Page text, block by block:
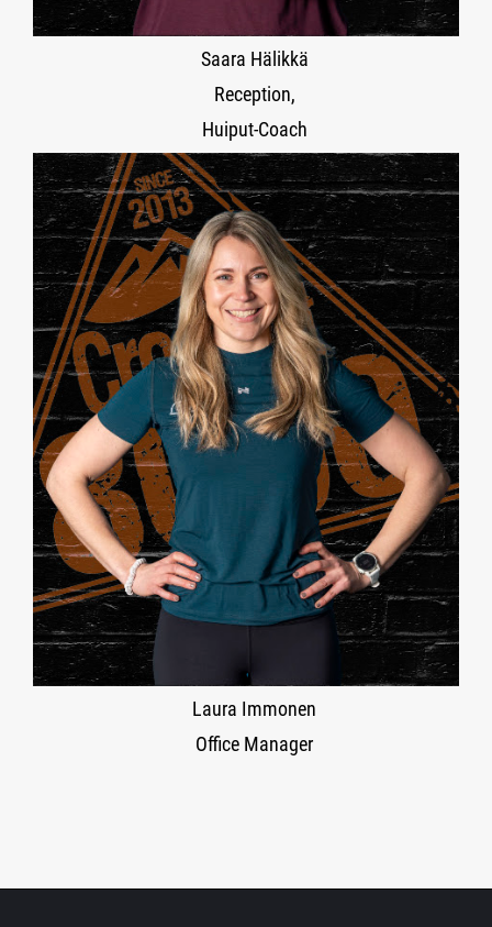
Saara Hälikkä
Reception,
Huiput-Coach
Laura Immonen
Office Manager